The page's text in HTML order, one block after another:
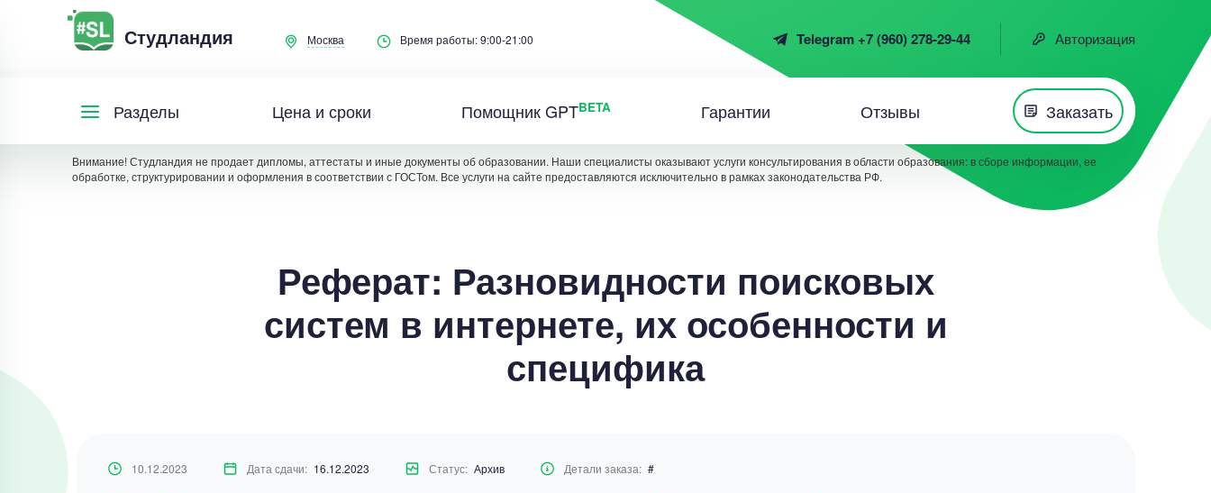
Студландия Москва Время работы: 9:00-21:00 Telegram +7 (960) 278-29-44 Авторизация
Разделы Цена и сроки Помощник GPTBETA Гарантии Отзывы Заказать
Внимание! Студландия не продает дипломы, аттестаты и иные документы об образовании. Наши специалисты оказывают услуги консультирования в области образования: в сборе информации, ее
обработке, структурировании и оформления в соответствии с ГОСТом. Все услуги на сайте предоставляются исключительно в рамках законодательства РФ.
Реферат: Разновидности поисковых
систем в интернете, их особенности и
специфика
10.12.2023 Дата сдачи: 16.12.2023 Статус: Архив Детали заказа: #